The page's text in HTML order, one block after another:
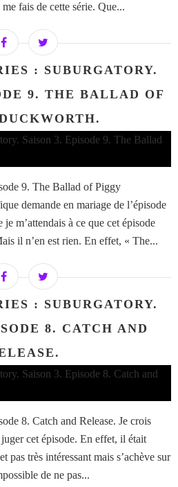
fais de cette série. Que...
: SUBURGATORY.
9. THE BALLAD OF
9. The Ballad of Piggy
demande en mariage de l’épisode
m’attendais à ce que cet épisode
il n’en est rien. En effet, « The...
: SUBURGATORY.
8. CATCH AND
8. Catch and Release. Je crois
cet épisode. En effet, il était
pas très intéressant mais s’achève sur
de ne pas...